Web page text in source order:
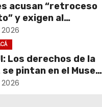
acusan “retroceso
y exigen al
rechazar veto
el pago
a 30 días
Los derechos de la
se pintan en el Museo